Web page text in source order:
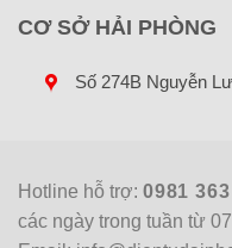
CƠ SỞ HẢI PHÒNG
Số 274B Nguyễn
Hotline hỗ trợ: 0981
các ngày trong tuần từ